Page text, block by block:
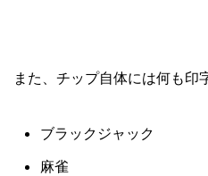
また、チップ自体には何も印
ブラックジャック
麻雀